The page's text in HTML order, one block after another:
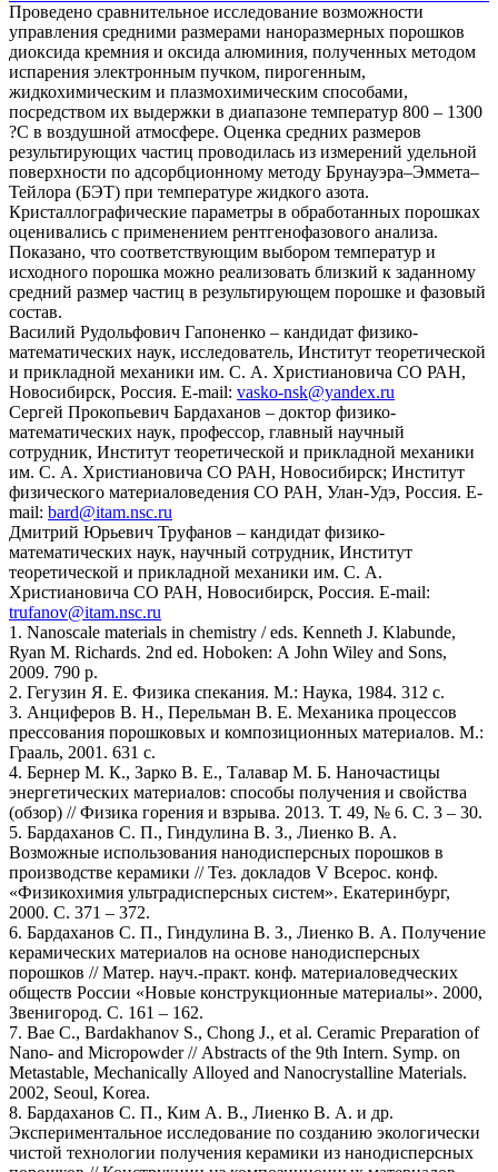
Проведено сравнительное исследование возможности
управления средними размерами наноразмерных порошков
диоксида кремния и оксида алюминия, полученных методом
испарения электронным пучком, пирогенным,
жидкохимическим и плазмохимическим способами,
посредством их выдержки в диапазоне температур 800 – 1300
?С в воздушной атмосфере. Оценка средних размеров
результирующих частиц проводилась из измерений удельной
поверхности по адсорбционному методу Брунауэра–Эммета–
Тейлора (БЭТ) при температуре жидкого азота.
Кристаллографические параметры в обработанных порошках
оценивались с применением рентгенофазового анализа.
Показано, что соответствующим выбором температур и
исходного порошка можно реализовать близкий к заданному
средний размер частиц в результирующем порошке и фазовый
состав.
Василий Рудольфович Гапоненко – кандидат физико-
математических наук, исследователь, Институт теоретической
и прикладной механики им. С. А. Христиановича СО РАН,
Новосибирск, Россия. E-mail: vasko-nsk@yandex.ru
Сергей Прокопьевич Бардаханов – доктор физико-
математических наук, профессор, главный научный
сотрудник, Институт теоретической и прикладной механики
им. С. А. Христиановича СО РАН, Новосибирск; Институт
физического материаловедения СО РАН, Улан-Удэ, Россия. E-
mail: bard@itam.nsc.ru
Дмитрий Юрьевич Труфанов – кандидат физико-
математических наук, научный сотрудник, Институт
теоретической и прикладной механики им. С. А.
Христиановича СО РАН, Новосибирск, Россия. E-mail:
trufanov@itam.nsc.ru
1. Nanoscale materials in chemistry / eds. Kenneth J. Klabunde,
Ryan M. Richards. 2nd ed. Hoboken: A John Wiley and Sons,
2009. 790 p.
2. Гегузин Я. Е. Физика спекания. М.: Наука, 1984. 312 с.
3. Анциферов В. Н., Перельман В. Е. Механика процессов
прессования порошковых и композиционных материалов. М.:
Грааль, 2001. 631 с.
4. Бернер М. К., Зарко В. Е., Талавар М. Б. Наночастицы
энергетических материалов: способы получения и свойства
(обзор) // Физика горения и взрыва. 2013. Т. 49, № 6. С. 3 – 30.
5. Бардаханов С. П., Гиндулина В. З., Лиенко В. А.
Возможные использования нанодисперсных порошков в
производстве керамики // Тез. докладов V Всерос. конф.
«Физикохимия ультрадисперсных систем». Екатеринбург,
2000. С. 371 – 372.
6. Бардаханов С. П., Гиндулина В. З., Лиенко В. А. Получение
керамических материалов на основе нанодисперсных
порошков // Матер. науч.-практ. конф. материаловедческих
обществ России «Новые конструкционные материалы». 2000,
Звенигород. С. 161 – 162.
7. Bae C., Bardakhanov S., Chong J., et al. Ceramic Preparation of
Nano- and Micropowder // Abstracts of the 9th Intern. Symp. on
Metastable, Mechanically Alloyed and Nanocrystalline Materials.
2002, Seoul, Korea.
8. Бардаханов С. П., Ким А. В., Лиенко В. А. и др.
Экспериментальное исследование по созданию экологически
чистой технологии получения керамики из нанодисперсных